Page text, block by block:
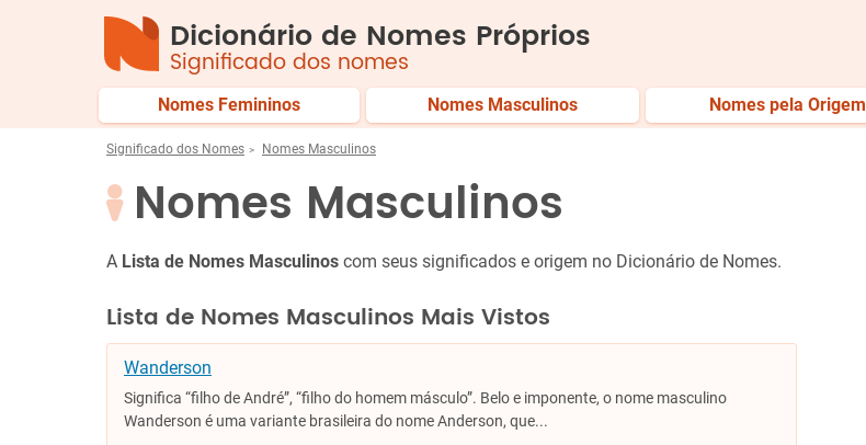
Dicionário de Nomes Próprios
Significado dos nomes
Nomes Femininos Nomes Masculinos Nomes pela Origem
Significado dos Nomes Nomes Masculinos
Nomes Masculinos
A Lista de Nomes Masculinos com seus significados e origem no Dicionário de Nomes.
Lista de Nomes Masculinos Mais Vistos
Wanderson
Significa “filho de André”, “filho do homem másculo”. Belo e imponente, o nome masculino
Wanderson é uma variante brasileira do nome Anderson, que...